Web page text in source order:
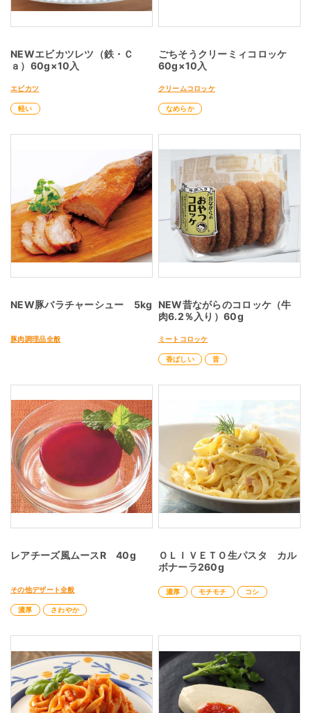
NEWエビカツレツ（鉄・Ｃ
ａ）60g×10入
エビカツ
軽い
ごちそうクリーミィコロッケ
60g×10入
クリームコロッケ
なめらか
NEW豚バラチャーシュー 5kg
豚肉調理品全般
NEW昔ながらのコロッケ（牛
肉6.2％入り）60g
ミートコロッケ
香ばしい 昔
レアチーズ風ムースR 40g
その他デザート全般
濃厚 さわやか
ＯＬＩＶＥＴＯ生パスタ カル
ボナーラ260g
濃厚 モチモチ コシ